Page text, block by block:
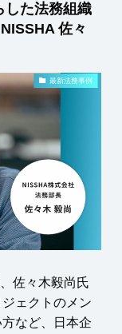
た法務組織
佐々
最新法務事例
佐々木毅尚氏
ェクトのメン
など、日本企